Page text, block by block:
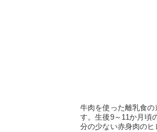
牛肉を使った離乳食
す。生後9～11か月頃
分の少ない赤身肉のヒ